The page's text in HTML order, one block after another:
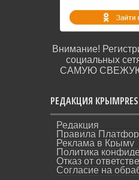
Внимание!
социальных
САМУЮ
РЕДАКЦИЯ
Редакция
Правила
Реклама в Крыму
Политика
Отказ от
Согласие на